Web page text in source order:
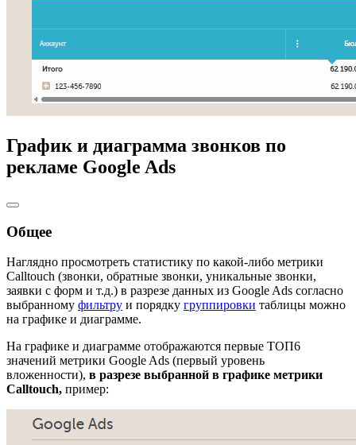
График и диаграмма звонков по
рекламе Google Ads
Общее
Наглядно просмотреть статистику по какой-либо метрики
Calltouch (звонки, обратные звонки, уникальные звонки,
заявки с форм и т.д.) в разрезе данных из Google Ads согласно
выбранному фильтру и порядку группировки таблицы можно
на графике и диаграмме.
На графике и диаграмме отображаются первые ТОП6
значений метрики Google Ads (первый уровень
вложенности), в разрезе выбранной в графике метрики
Calltouch, пример: